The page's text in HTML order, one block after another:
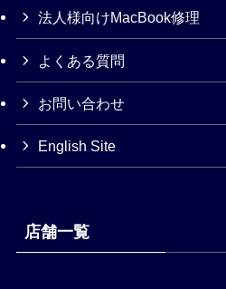
法人様向けMacBook修理
よくある質問
お問い合わせ
English Site
店舗一覧